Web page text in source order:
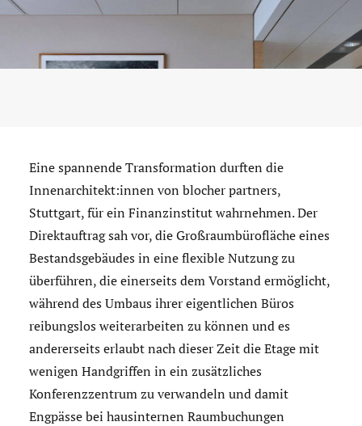
Eine spannende Transformation durften die
Innenarchitekt:innen von blocher partners,
Stuttgart, für ein Finanzinstitut wahrnehmen. Der
Direktauftrag sah vor, die Großraumbürofläche eines
Bestandsgebäudes in eine flexible Nutzung zu
überführen, die einerseits dem Vorstand ermöglicht,
während des Umbaus ihrer eigentlichen Büros
reibungslos weiterarbeiten zu können und es
andererseits erlaubt nach dieser Zeit die Etage mit
wenigen Handgriffen in ein zusätzliches
Konferenzzentrum zu verwandeln und damit
Engpässe bei hausinternen Raumbuchungen